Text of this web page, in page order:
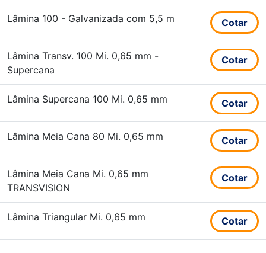
Lâmina 100 - Galvanizada com 5,5 m Cotar
Lâmina Transv. 100 Mi. 0,65 mm -
Supercana
Cotar
Lâmina Supercana 100 Mi. 0,65 mm Cotar
Lâmina Meia Cana 80 Mi. 0,65 mm Cotar
Lâmina Meia Cana Mi. 0,65 mm
TRANSVISION
Cotar
Lâmina Triangular Mi. 0,65 mm Cotar